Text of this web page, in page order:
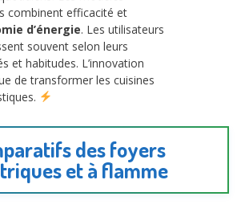
combinent efficacité et
d’énergie. Les utilisateurs
souvent selon leurs
et habitudes. L’innovation
de transformer les cuisines
des foyers
et à flamme